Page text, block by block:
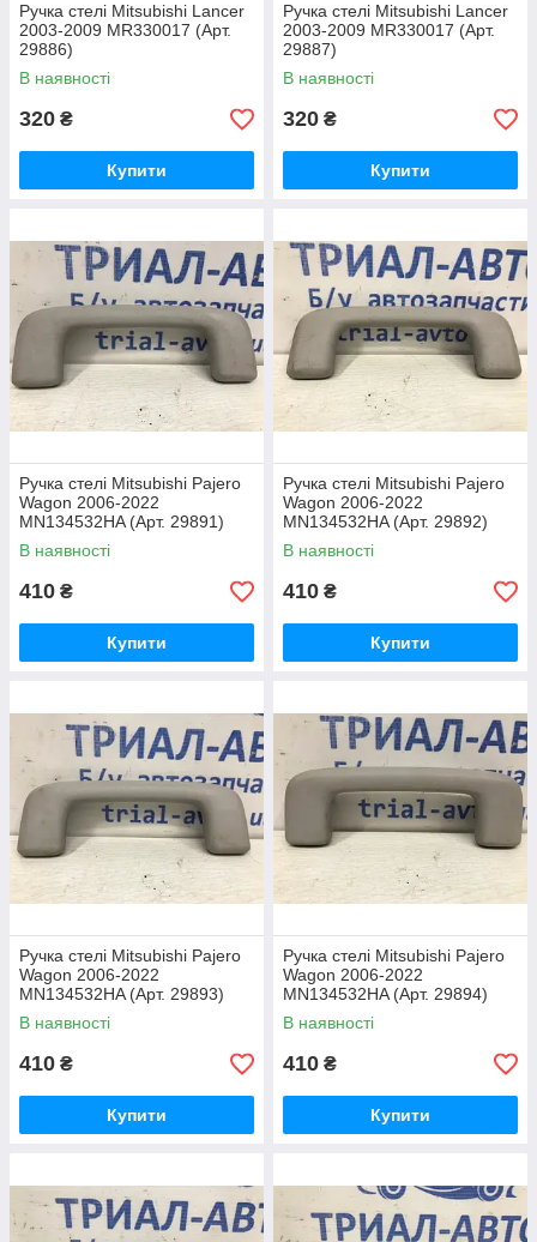
Ручка стелі Mitsubishi Lancer
2003-2009 MR330017 (Арт.
29886)
В наявності
320 ₴
Купити
Ручка стелі Mitsubishi Lancer
2003-2009 MR330017 (Арт.
29887)
В наявності
320 ₴
Купити
Ручка стелі Mitsubishi Pajero
Wagon 2006-2022
MN134532HA (Арт. 29891)
В наявності
410 ₴
Купити
Ручка стелі Mitsubishi Pajero
Wagon 2006-2022
MN134532HA (Арт. 29892)
В наявності
410 ₴
Купити
Ручка стелі Mitsubishi Pajero
Wagon 2006-2022
MN134532HA (Арт. 29893)
В наявності
410 ₴
Купити
Ручка стелі Mitsubishi Pajero
Wagon 2006-2022
MN134532HA (Арт. 29894)
В наявності
410 ₴
Купити